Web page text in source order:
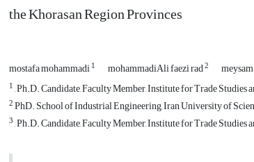
the Khorasan Region Provinces
mostafa mohammadi1 mohammadiAli faezi rad2
1, Ph.D. Candidate, Faculty Member, Institute for Trade Studies
2PhD. School of Industrial Engineering, Iran University of
3, Ph.D. Candidate, Faculty Member, Institute for Trade Studies